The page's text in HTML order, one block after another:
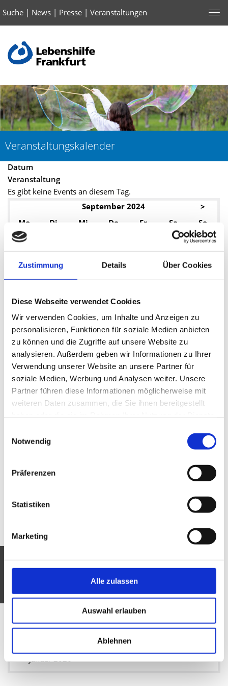
Zustimmung Details Über Cookies
Diese Webseite verwendet Cookies
Wir verwenden Cookies, um Inhalte und Anzeigen zu
personalisieren, Funktionen für soziale Medien anbieten
zu können und die Zugriffe auf unsere Website zu
analysieren. Außerdem geben wir Informationen zu Ihrer
Verwendung unserer Website an unsere Partner für
soziale Medien, Werbung und Analysen weiter. Unsere
Partner führen diese Informationen möglicherweise mit
weiteren Daten zusammen, die Sie ihnen bereitgestellt
Notwendig
Präferenzen
Statistiken
Marketing
Alle zulassen
Auswahl erlauben
Ablehnen
Suche | News | Presse | Veranstaltungen
Veranstaltungskalender
Datum
Veranstaltung
Es gibt keine Events an diesem Tag.
September 2024
>
Mo
Di Mi Do Fr Sa
So
1
2
3 4 5 6 7
8
9
10 12 14
15
16
17 18 19 20 21
22
30
Jahresübersicht
2026
Dezember 2026
November 2026
Oktober 2026
September 2026
Juni 2026
Mai 2026
Januar 2026